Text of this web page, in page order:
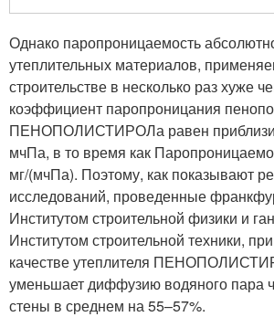
Однако паропроницаемость
утеплительных материалов,
строительстве в несколько раз хуже
коэффициент паропроницания
ПЕНОПОЛИСТИРОЛа равен
мчПа, в то время как
мг/(мчПа). Поэтому, как показывают
исследований, проведенные
Институтом строительной физики и
Институтом строительной техники,
качестве утеплителя
уменьшает диффузию водяного пара
стены в среднем на 55–57%.